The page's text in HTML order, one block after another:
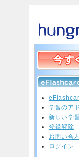
学習のア
新しい学
登録解除
お問い合
ログイン